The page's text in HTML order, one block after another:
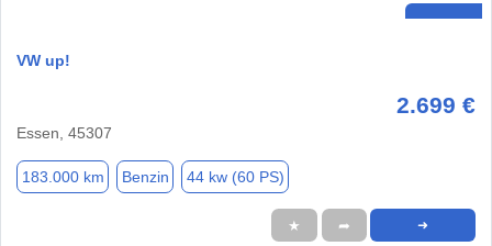
VW up!
2.699 €
Essen, 45307
183.000 km Benzin 44 kw (60 PS)
★ ➦ ➜